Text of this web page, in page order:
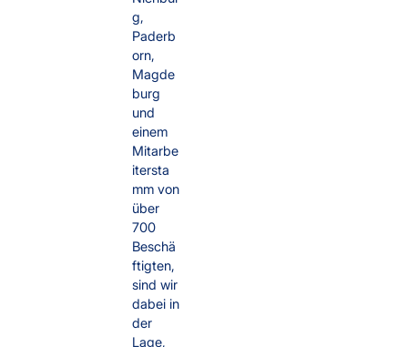
g,
Paderb
orn,
Magde
burg
und
einem
Mitarbe
itersta
mm von
über
700
Beschä
ftigten,
sind wir
dabei in
der
Lage,